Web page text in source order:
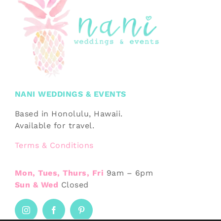
NANI WEDDINGS & EVENTS
Based in Honolulu, Hawaii.
Available for travel.
Terms & Conditions
Mon, Tues, Thurs, Fri 9am – 6pm
Sun & Wed Closed